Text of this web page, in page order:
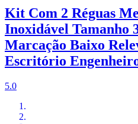
Kit Com 2 Réguas
Inoxidável Tamanho
Marcação Baixo
Escritório
5.0